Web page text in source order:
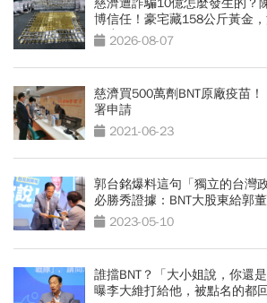
慈濟遭詐騙10億怎麼發生的？
博信任！豪宅藏158公斤黃金
回應了
2026-08-07
慈濟買500萬劑BNT原廠疫苗
署申請
2021-06-23
郭台銘爆料這句「獨立的台灣
必勝秀證據：BNT大股東給郭
2023-05-10
誰擋BNT？「大小姐說，你還
曝李大維打給他，被點名的都